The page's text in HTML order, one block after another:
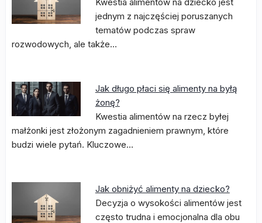
jednym z najczęściej poruszanych
tematów podczas spraw
rozwodowych, ale także…
Jak długo płaci się alimenty na byłą
żonę?
Kwestia alimentów na rzecz byłej
małżonki jest złożonym zagadnieniem prawnym, które
budzi wiele pytań. Kluczowe…
Jak obniżyć alimenty na dziecko?
Decyzja o wysokości alimentów jest
często trudna i emocjonalna dla obu